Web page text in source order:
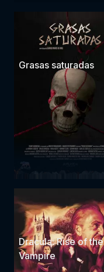
Grasas saturadas
Dracula: Rise of the
Vampire